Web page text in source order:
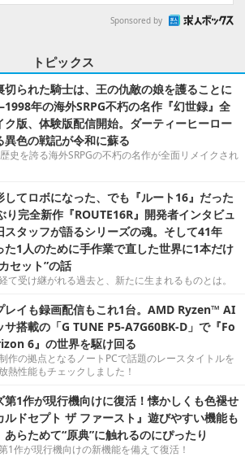
Sponsored by
トピックス
切られた騎士は、王の仇敵の娘を護ることに
年の海外SRPG不朽の名作『幻世録』全
ク版、体験版配信開始。ダーティーヒーロー
異色の戦記が令和に蘇る
史を誇る海外SRPGの不朽の名作が全面リメイクされ
してロボになった、でも『ルート16』だった
完全新作『ROUTE16R』開発者インタビュ
スタッフが語るシリーズの魂。そして41年
た1人のために手作業で直した世界に1本だけ
セット”の話
て受け継がれる過去と、新たに生まれるものとは。
レイも録画配信もこれ1台。AMD Ryzen™ AI
サ搭載の「G TUNE P5-A7G60BK-D」で『Fo
6』の世界を駆け回る
作の拠点となるノートPCで話題のレースタイトルを
熱性能もチェックしました！
第1作が現行機向けに復活！懐かしくも色褪せ
ルドセプト ザ ファースト』遊びやすい機能も
あらためて“原典”に触れるのにぴったり
1作が現行機向けの新機能を備えて復活！